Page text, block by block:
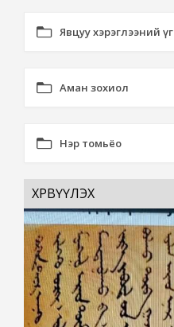
Явцуу хэрэглээний үг
Аман зохиол
Нэр томьёо
ХӨРВҮҮЛЭХ